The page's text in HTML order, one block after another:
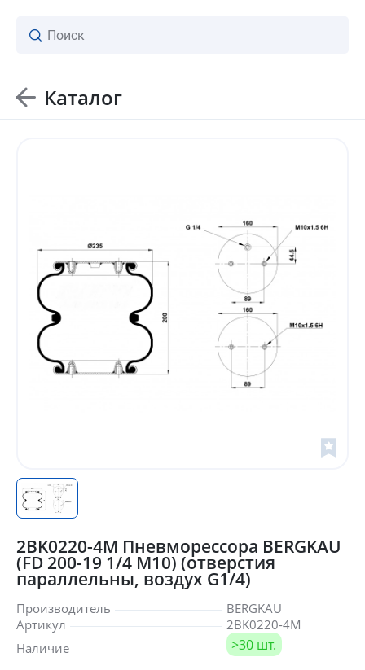
Каталог
2BK0220-4M Пневморессора BERGKAU
(FD 200-19 1/4 M10) (отверстия
параллельны, воздух G1/4)
Производитель
BERGKAU
Артикул
2BK0220-4M
Наличие
>30 шт.